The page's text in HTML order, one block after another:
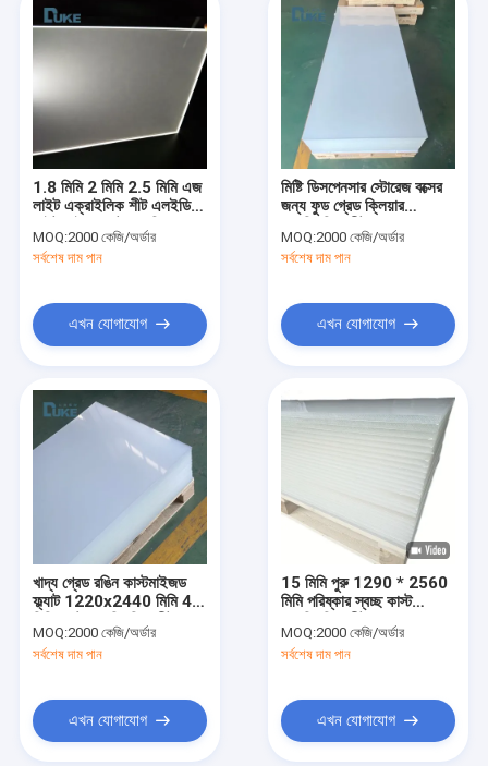
1.8 মিমি 2 মিমি 2.5 মিমি এজ
লাইট এক্রাইলিক শীট এলইডি
অ্যালকালি প্রতিরোধী
MOQ:2000 কেজি/অর্ডার
সর্বশেষ দাম পান
এখন যোগাযোগ
মিষ্টি ডিসপেনসার স্টোরেজ বক্সের
জন্য ফুড গ্রেড ক্লিয়ার
MOQ:2000 কেজি/অর্ডার
সর্বশেষ দাম পান
এখন যোগাযোগ
খাদ্য গ্রেড রঙিন কাস্টমাইজড
ফ্ল্যাট 1220x2440 মিমি 4
ডিসপ্লে বক্স
MOQ:2000 কেজি/অর্ডার
সর্বশেষ দাম পান
এখন যোগাযোগ
15 মিমি পুরু 1290 * 2560
মিমি পরিষ্কার স্বচ্ছ কাস্ট
MOQ:2000 কেজি/অর্ডার
সর্বশেষ দাম পান
এখন যোগাযোগ